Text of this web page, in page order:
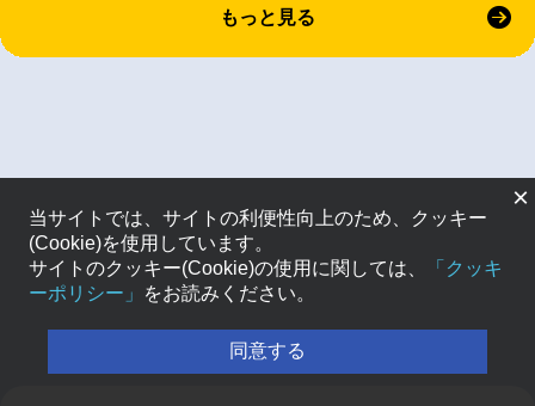
もっと見る
×
当サイトでは、サイトの利便性向上のため、クッキー
(Cookie)を使用しています。
サイトのクッキー(Cookie)の使用に関しては、
「クッキ
ーポリシー」
をお読みください。
同意する